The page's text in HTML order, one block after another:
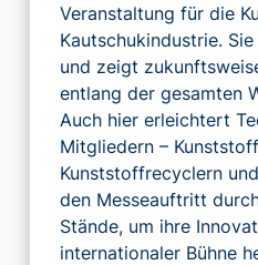
Veranstaltung für die
Kautschukindustrie.
und zeigt
entlang der gesamten
Auch hier erleichtert
Mitgliedern –
Kunststoffrecyclern
den Messeauftritt
Stände, um ihre
internationaler Bühne